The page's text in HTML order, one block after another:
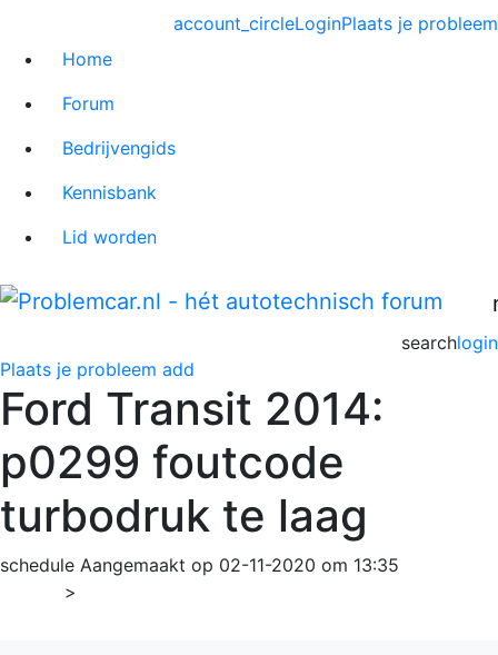
Plaats je probleem
account_circleLogin
Home
Forum
Bedrijvengids
Kennisbank
Lid worden
login
search
Plaats je probleem add
Ford Transit 2014:
p0299 foutcode
turbodruk te laag
schedule Aangemaakt op 02-11-2020 om 13:35
>